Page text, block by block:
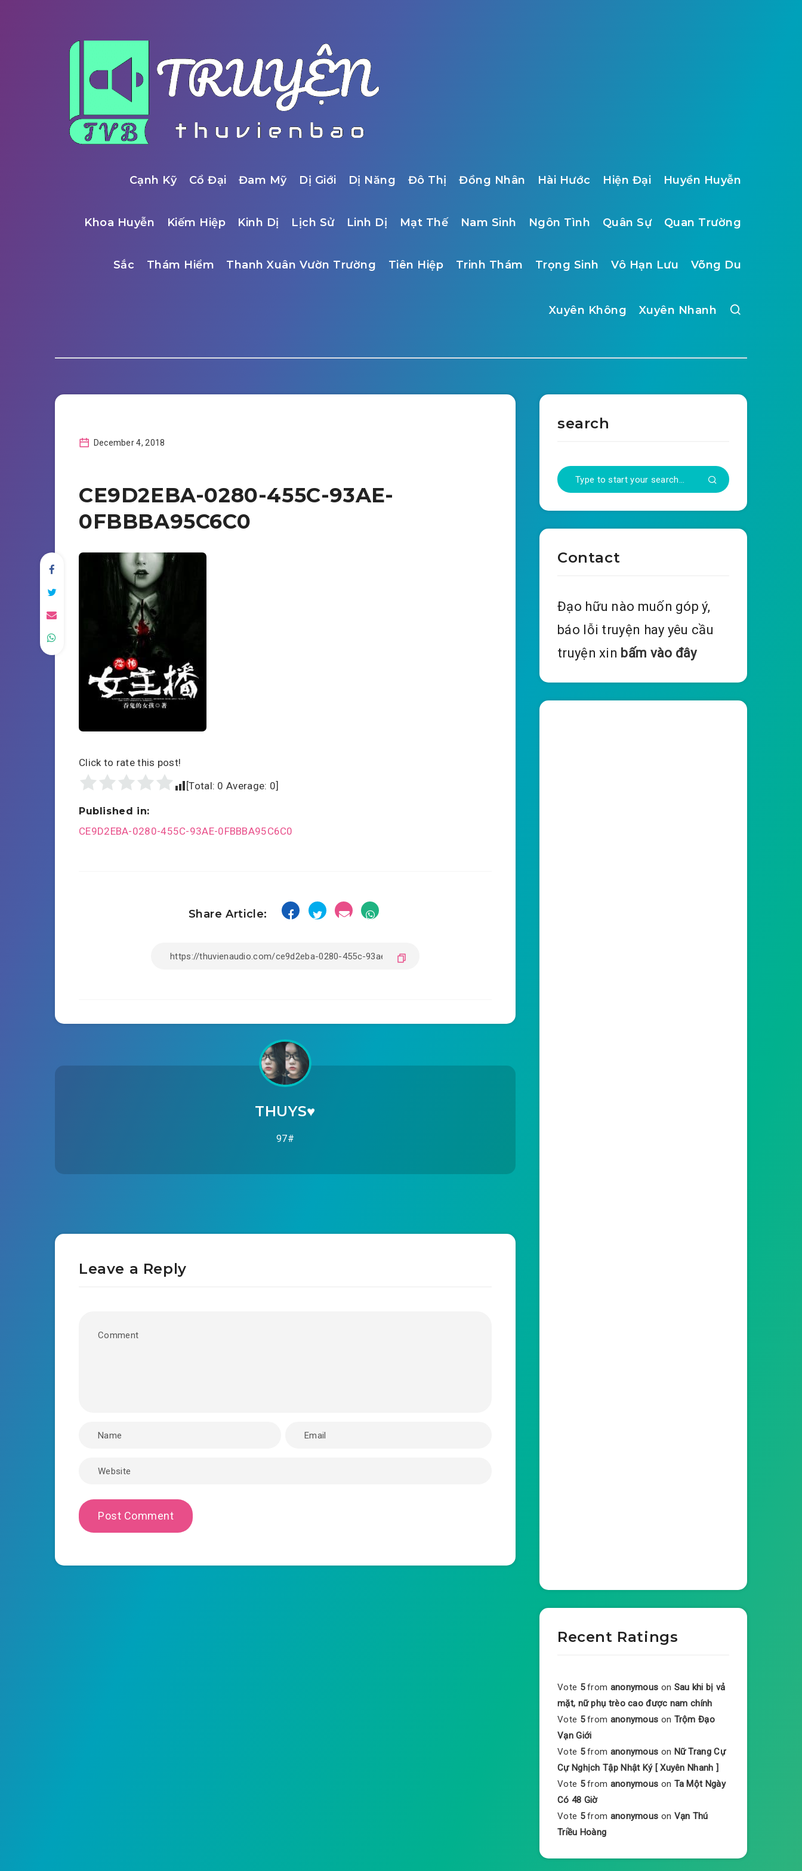
Cạnh Kỹ Cổ Đại Đam Mỹ Dị Giới Dị Năng Đô Thị Đồng Nhân Hài Hước Hiện Đại Huyền Huyễn
Khoa Huyễn Kiếm Hiệp Kinh Dị Lịch Sử Linh Dị Mạt Thế Nam Sinh Ngôn Tình Quân Sự Quan Trường
Sắc Thám Hiểm Thanh Xuân Vườn Trường Tiên Hiệp Trinh Thám Trọng Sinh Vô Hạn Lưu Võng Du
Xuyên Không Xuyên Nhanh
December 4, 2018
CE9D2EBA-0280-455C-93AE-
0FBBBA95C6C0
Click to rate this post!
[Total: 0 Average: 0]
Published in:
Post
CE9D2EBA-0280-455C-93AE-0FBBBA95C6C0
Share Article:
THUYS♥️
97#
Leave a Reply
search
Contact
Đạo hữu nào muốn góp ý,
báo lỗi truyện hay yêu cầu
truyện xin bấm vào đây
Recent Ratings
Vote 5 from anonymous on Sau khi bị vả
mặt, nữ phụ trèo cao được nam chính
Vote 5 from anonymous on Trộm Đạo
Vạn Giới
Vote 5 from anonymous on Nữ Trang Cự
Cự Nghịch Tập Nhật Ký [ Xuyên Nhanh ]
Vote 5 from anonymous on Ta Một Ngày
Có 48 Giờ
Vote 5 from anonymous on Vạn Thú
Triều Hoàng